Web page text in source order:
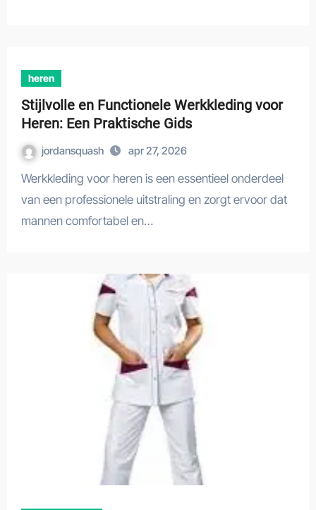
heren
Stijlvolle en Functionele Werkkleding voor
Heren: Een Praktische Gids
jordansquash apr 27, 2026
Werkkleding voor heren is een essentieel onderdeel
van een professionele uitstraling en zorgt ervoor dat
mannen comfortabel en…